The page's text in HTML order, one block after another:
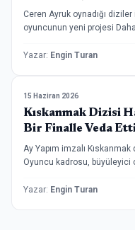
Ceren Ayruk oynadığı diziler
oyuncunun yeni projesi
Yazar: Engin Turan
15 Haziran 2026
Kıskanmak Dizisi
Bir Finalle Veda
Ay Yapım imzalı
Oyuncu kadrosu,
Yazar: Engin Turan